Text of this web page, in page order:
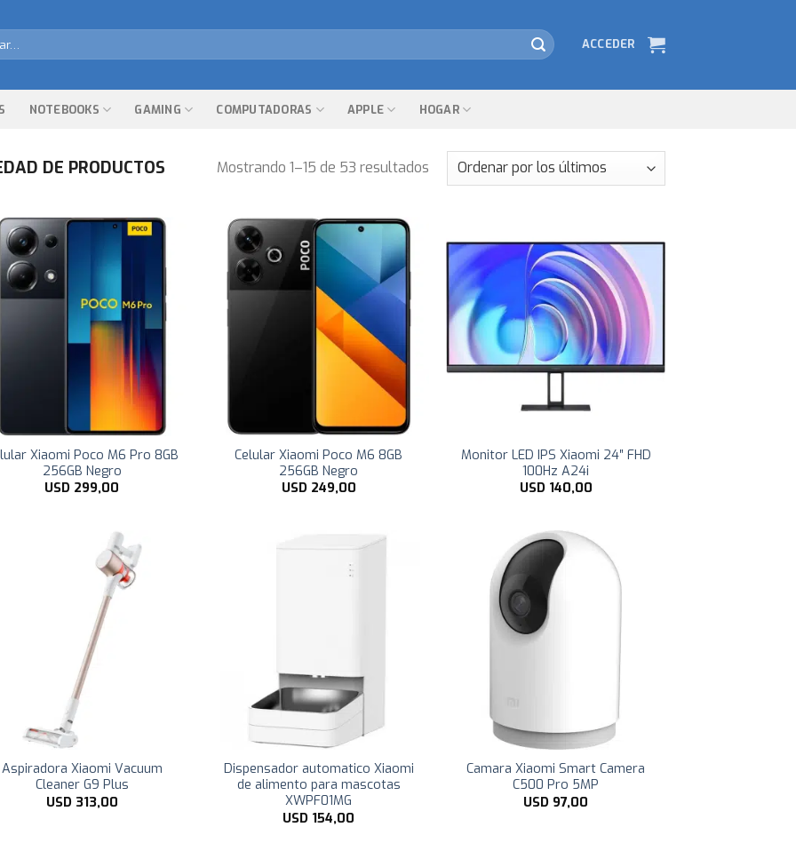
ACCEDER
NOTEBOOKS GAMING COMPUTADORAS APPLE HOGAR
DE PRODUCTOS Mostrando 1–15 de 53 resultados
Xiaomi Poco M6 Pro 8GB
256GB Negro
USD 299,00
Celular Xiaomi Poco M6 8GB
256GB Negro
USD 249,00
Monitor LED IPS Xiaomi 24″ FHD
100Hz A24i
USD 140,00
Aspiradora Xiaomi Vacuum
Cleaner G9 Plus
USD 313,00
Dispensador automatico Xiaomi
de alimento para mascotas
XWPF01MG
USD 154,00
Camara Xiaomi Smart Camera
C500 Pro 5MP
USD 97,00